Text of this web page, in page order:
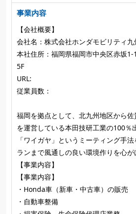
事業内容
【会社概要】
会社名：株式会社ホンダモビリティ九
本社住所：福岡県福岡市中央区赤坂
5F
URL:
従業員数：
福岡を拠点として、北九州地区から
を運営している本田技研工業の100％
「ワイガヤ」というミーティング手
ランまで風通しの良い環境作りを心が
【事業内容】
【事業内容】
・Honda車（新車・中古車）の販売
・自動車整備